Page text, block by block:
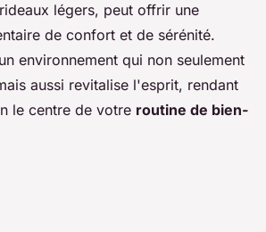
légers, peut offrir une
de confort et de sérénité.
environnement qui non seulement
aussi revitalise l'esprit, rendant
le centre de votre routine de bien-